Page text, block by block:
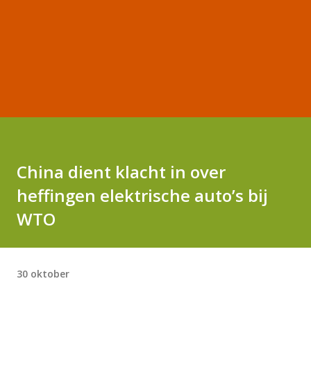
China dient klacht in over
heffingen elektrische auto’s bij
WTO
30 oktober